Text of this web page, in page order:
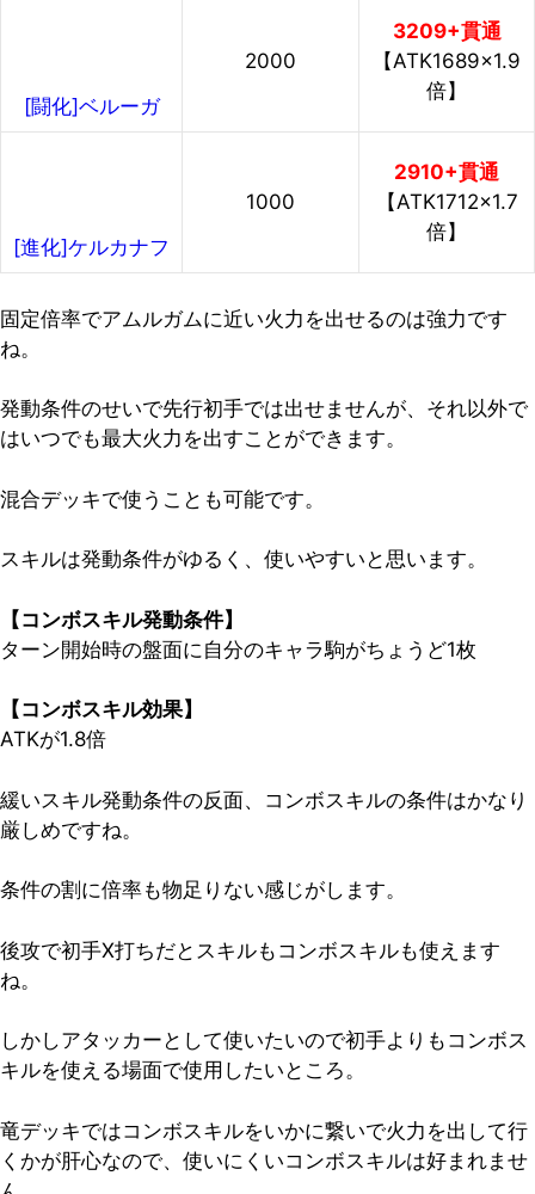
[闘化]ベルーガ
2000
3209+貫通
【ATK1689×1.9
倍】
[進化]ケルカナフ
1000
2910+貫通
【ATK1712×1.7
倍】
固定倍率でアムルガムに近い火力を出せるのは強力です
ね。
発動条件のせいで先行初手では出せませんが、それ以外で
はいつでも最大火力を出すことができます。
混合デッキで使うことも可能です。
スキルは発動条件がゆるく、使いやすいと思います。
【コンボスキル発動条件】
ターン開始時の盤面に自分のキャラ駒がちょうど1枚
【コンボスキル効果】
ATKが1.8倍
緩いスキル発動条件の反面、コンボスキルの条件はかなり
厳しめですね。
条件の割に倍率も物足りない感じがします。
後攻で初手X打ちだとスキルもコンボスキルも使えます
ね。
しかしアタッカーとして使いたいので初手よりもコンボス
キルを使える場面で使用したいところ。
竜デッキではコンボスキルをいかに繋いで火力を出して行
くかが肝心なので、使いにくいコンボスキルは好まれませ